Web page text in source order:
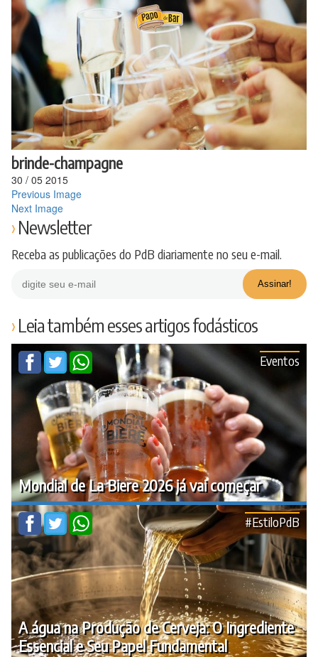
para
conteúdo
brinde-champagne
30 / 05 2015
Previous Image
Next Image
Newsletter
Receba as publicações do PdB diariamente no seu e-mail.
Leia também esses artigos fodásticos
Mondial de La Biere 2026 já vai começar
Eventos
A água na Produção de Cerveja: O Ingrediente
Essencial e Seu Papel Fundamental
#EstiloPdB